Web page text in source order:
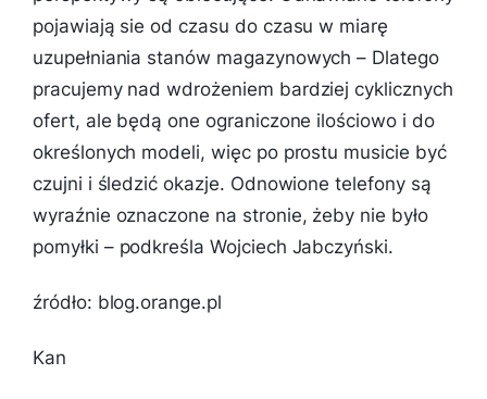
pojawiają sie od czasu do czasu w miarę
uzupełniania stanów magazynowych – Dlatego
pracujemy nad wdrożeniem bardziej cyklicznych
ofert, ale będą one ograniczone ilościowo i do
określonych modeli, więc po prostu musicie być
czujni i śledzić okazje. Odnowione telefony są
wyraźnie oznaczone na stronie, żeby nie było
pomyłki – podkreśla Wojciech Jabczyński.
źródło: blog.orange.pl
Kan